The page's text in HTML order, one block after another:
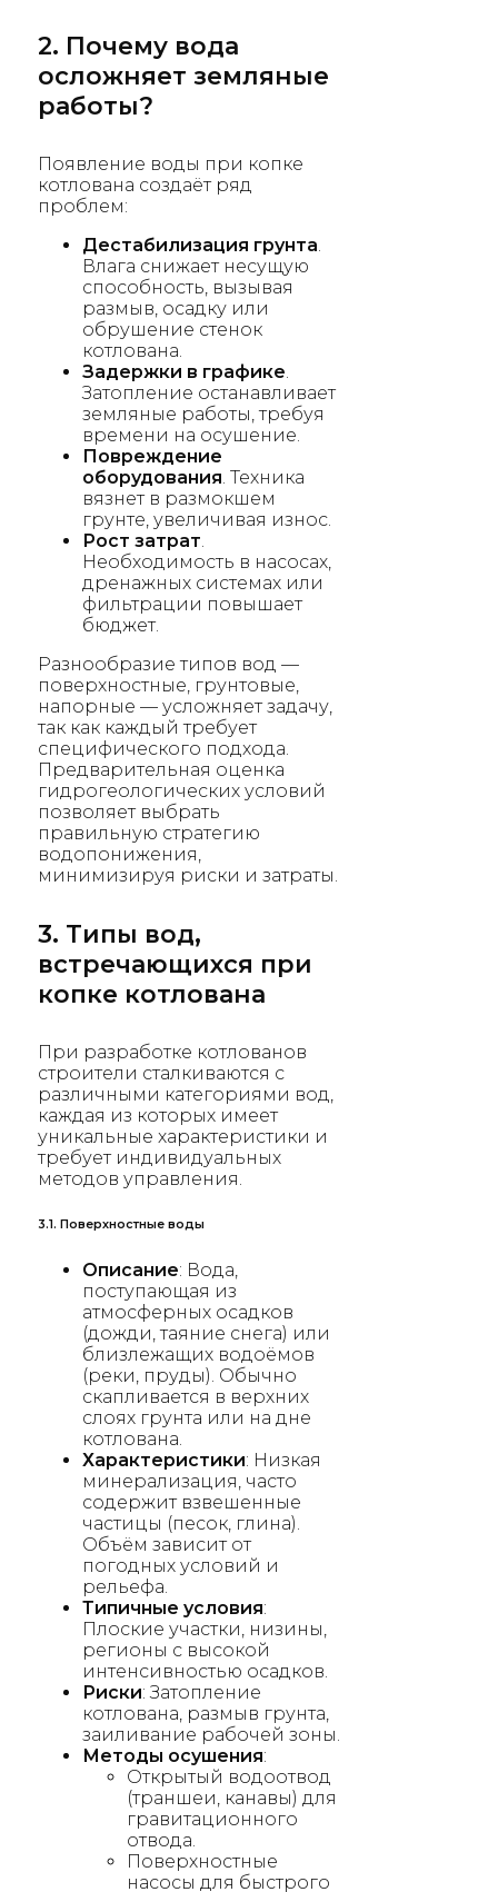
2. Почему вода
осложняет земляные
работы?
Появление воды при копке
котлована создаёт ряд
проблем:
Дестабилизация грунта.
Влага снижает несущую
способность, вызывая
размыв, осадку или
обрушение стенок
котлована.
Задержки в графике.
Затопление останавливает
земляные работы, требуя
времени на осушение.
Повреждение
оборудования. Техника
вязнет в размокшем
грунте, увеличивая износ.
Рост затрат.
Необходимость в насосах,
дренажных системах или
фильтрации повышает
бюджет.
Разнообразие типов вод —
поверхностные, грунтовые,
напорные — усложняет задачу,
так как каждый требует
специфического подхода.
Предварительная оценка
гидрогеологических условий
позволяет выбрать
правильную стратегию
водопонижения,
минимизируя риски и затраты.
3. Типы вод,
встречающихся при
копке котлована
При разработке котлованов
строители сталкиваются с
различными категориями вод,
каждая из которых имеет
уникальные характеристики и
требует индивидуальных
методов управления.
3.1. Поверхностные воды
Описание: Вода,
поступающая из
атмосферных осадков
(дожди, таяние снега) или
близлежащих водоёмов
(реки, пруды). Обычно
скапливается в верхних
слоях грунта или на дне
котлована.
Характеристики: Низкая
минерализация, часто
содержит взвешенные
частицы (песок, глина).
Объём зависит от
погодных условий и
рельефа.
Типичные условия:
Плоские участки, низины,
регионы с высокой
интенсивностью осадков.
Риски: Затопление
котлована, размыв грунта,
заиливание рабочей зоны.
Методы осушения:
Открытый водоотвод
(траншеи, канавы) для
гравитационного
отвода.
Поверхностные
насосы для быстрого